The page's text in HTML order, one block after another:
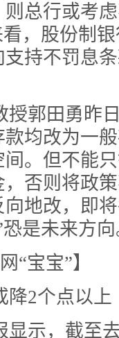
总行或考
，股份制
持不罚息
郭田勇昨日
均改为一
。但不能
否则将政
地改，即
是未来方
宝宝”】
2个点以上
示，截至去